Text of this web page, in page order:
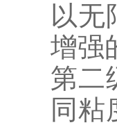
以无
增强
第二
同粘